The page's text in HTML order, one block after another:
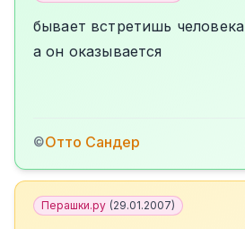
бывает встретишь человека
а он оказывается
©Отто Сандер
Перашки.ру (29.01.2007)